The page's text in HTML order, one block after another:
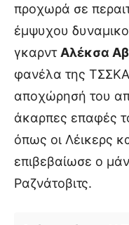
προχωρά σε
έμψυχου
γκαρντ Αλέκσα
φανέλα της
αποχώρησή του
άκαρπες επαφές
όπως οι Λέικερς
επιβεβαίωσε ο
Ραζνάτοβιτς.